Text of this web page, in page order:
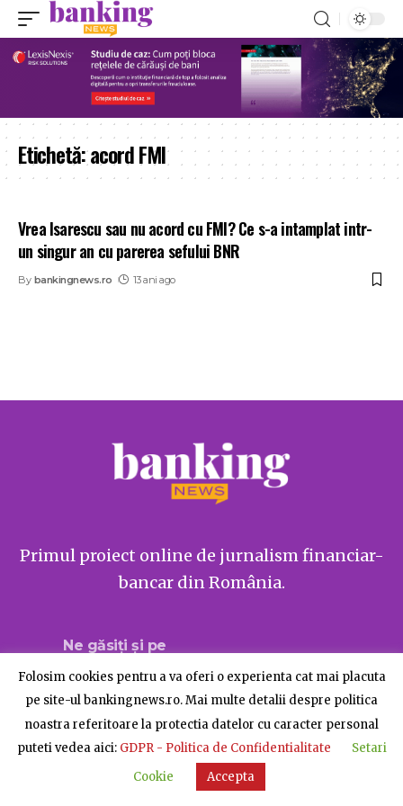
Etichetă:acord FMI
Vrea Isarescu sau nu acord cu FMI? Ce s-a intamplat intr-
un singur an cu parerea sefului BNR
By bankingnews.ro 13 ani ago
Primul proiect online de jurnalism financiar-
bancar din România.
Ne găsiți și pe
© BankingNews - Toate drepturile rezervate
Despre BankingNews Contact Publicitate
Folosim cookies pentru a va oferi o experienta cat mai placuta
pe site-ul bankingnews.ro. Mai multe detalii despre politica
noastra referitoare la protectia datelor cu caracter personal
puteti vedea aici: GDPR - Politica de Confidentialitate
Setari
Cookie
Accepta